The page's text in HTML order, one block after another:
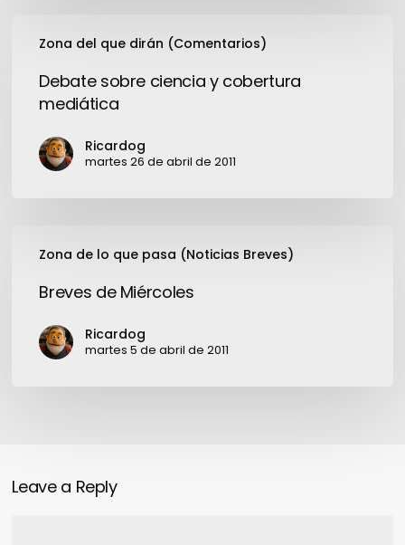
Zona del que dirán (Comentarios)
sobre
cobertura
mediática
Debate sobre ciencia y cobertura
mediática
Ricardog
martes 26 de abril de 2011
Zona de lo que pasa (Noticias Breves)
Breves de Miércoles
Ricardog
martes 5 de abril de 2011
Leave a Reply